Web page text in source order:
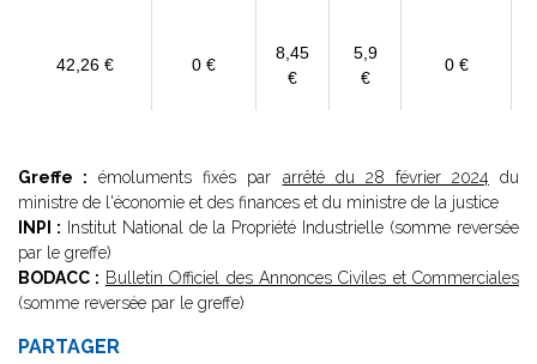
42,26 € 0 €
8,45
€
5,9
€
0 €
Greffe : émoluments fixés par arrêté du 28 février 2024 du
ministre de l'économie et des finances et du ministre de la justice
INPI : Institut National de la Propriété Industrielle (somme reversée
par le greffe)
BODACC : Bulletin Officiel des Annonces Civiles et Commerciales
(somme reversée par le greffe)
PARTAGER